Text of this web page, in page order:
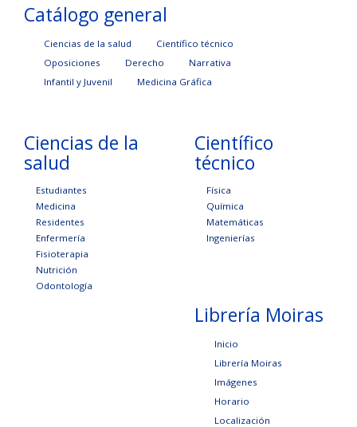
Catálogo general
Ciencias de la salud
Científico técnico
Oposiciones
Derecho
Narrativa
Infantil y Juvenil
Medicina Gráfica
Ciencias de la
salud
Estudiantes
Medicina
Residentes
Enfermería
Fisioterapia
Nutrición
Odontología
Científico
técnico
Física
Química
Matemáticas
Ingenierías
Librería Moiras
Inicio
Librería Moiras
Imágenes
Horario
Localización